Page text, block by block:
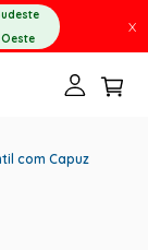
X
com Capuz